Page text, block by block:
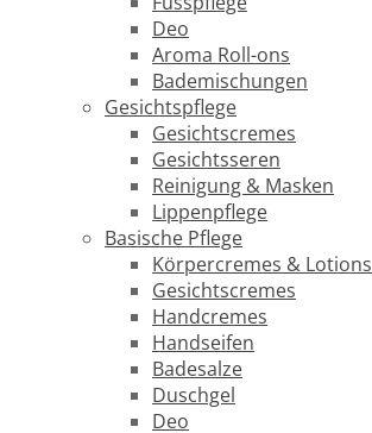
Deo
Aroma Roll-ons
Bademischungen
Gesichtspflege
Gesichtscremes
Gesichtsseren
Reinigung & Masken
Lippenpflege
Basische Pflege
Körpercremes & Lotions
Gesichtscremes
Handcremes
Handseifen
Badesalze
Duschgel
Deo